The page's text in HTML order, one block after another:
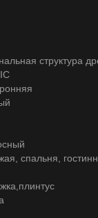
структура
спальня,